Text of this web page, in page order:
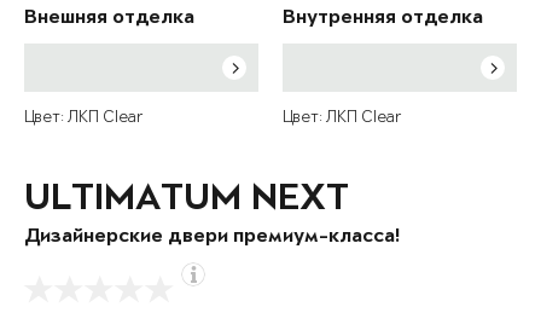
Внешняя отделка
Цвет: ЛКП Clear
Внутренняя отделка
Цвет: ЛКП Clear
ULTIMATUM NEXT
Дизайнерские двери премиум-класса!